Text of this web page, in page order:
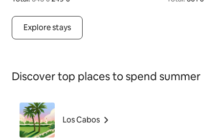
Explore stays
Discover top places to spend summer
Los Cabos